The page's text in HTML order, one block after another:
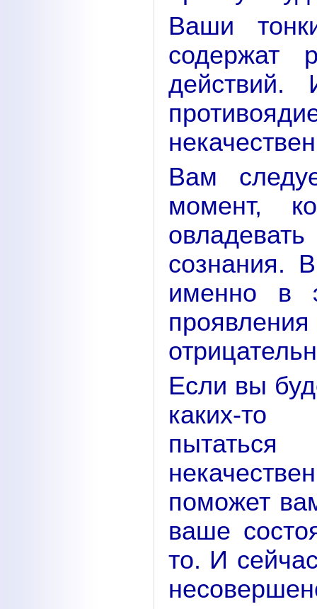
Ваши
содержат
Вам
момент,
сознания.
именно в
Если вы
каких-то
поможет
ваше
то. И